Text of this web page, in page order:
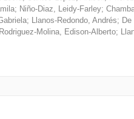
; Niño-Diaz, Leidy-Farley;
; Llanos-Redondo, Andrés;
Rodriguez-Molina, Edison-Alberto;